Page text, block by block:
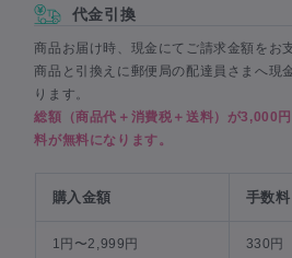
代金引換
商品お届け時、現金にてご請求金額をお
商品と引換えに郵便局の配達員さまへ現
ります。
総額（商品代＋消費税＋送料）が3,000
料が無料になります。
購入金額 手数料
1円〜2,999円 330円